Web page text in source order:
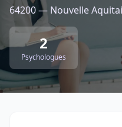
64200 — Nouvelle
2
Psychologues